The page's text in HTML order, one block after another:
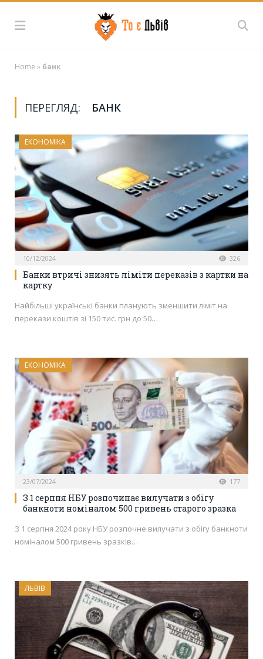
Home » банк
ПЕРЕГЛЯД: БАНК
ЕКОНОМІКА
10/12/2024 326
Банки втричі знизять ліміти переказів з картки на
картку
Найбільші українські банки планують зменшити ліміт на
перекази коштів зі 150 тис. грн до 50…
ЕКОНОМІКА
23/07/2024 177
З 1 серпня НБУ розпочинає вилучати з обігу
банкноти номіналом 500 гривень старого зразка
З 1 серпня 2024 року НБУ розпочне вилучати з обігу банкноти
номіналом 500 гривень зразків…
ЛЬВІВ